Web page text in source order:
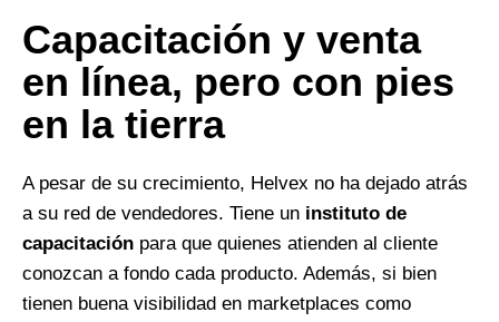
Capacitación y venta
en línea, pero con pies
en la tierra
A pesar de su crecimiento, Helvex no ha dejado atrás
a su red de vendedores. Tiene un instituto de
capacitación para que quienes atienden al cliente
conozcan a fondo cada producto. Además, si bien
tienen buena visibilidad en marketplaces como